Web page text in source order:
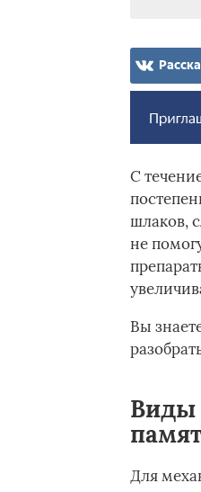
С
шлаков,
не
Вы
Виды
Для